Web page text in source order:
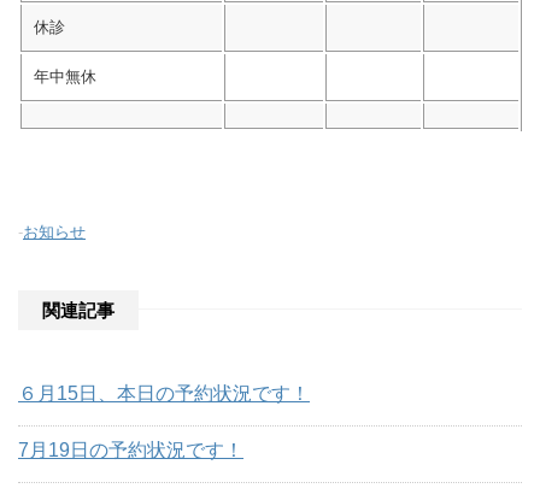
休診
年中無休
-お知らせ
関連記事
６月15日、本日の予約状況です！
7月19日の予約状況です！